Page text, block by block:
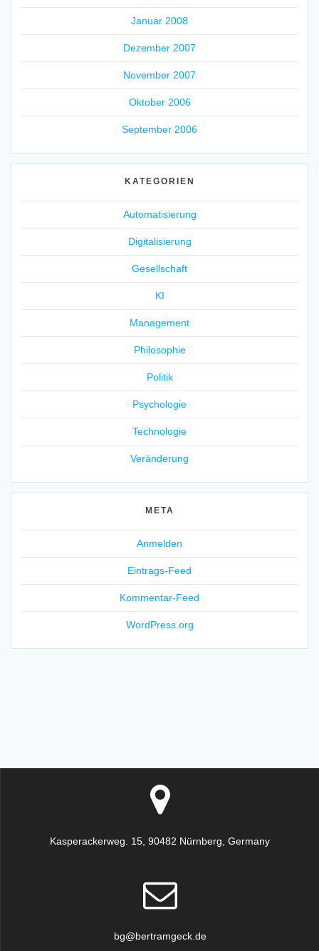
Januar 2008
Dezember 2007
November 2007
Oktober 2006
September 2006
KATEGORIEN
Automatisierung
Digitalisierung
Gesellschaft
KI
Management
Philosophie
Politik
Psychologie
Technologie
Veränderung
META
Anmelden
Eintrags-Feed
Kommentar-Feed
WordPress.org
Kasperackerweg. 15, 90482 Nürnberg, Germany
bg@bertramgeck.de